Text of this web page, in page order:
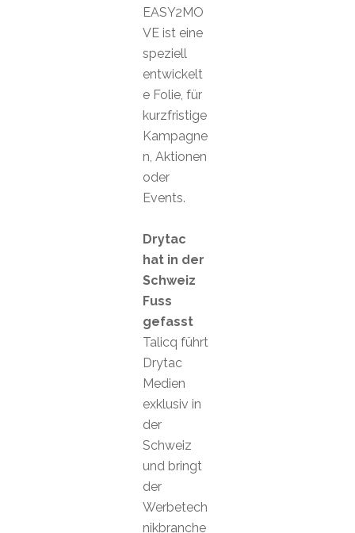
EASY2MO
VE ist eine
speziell
entwickelt
e Folie, für
kurzfristige
Kampagne
n, Aktionen
oder
Events.
Drytac
hat in der
Schweiz
Fuss
gefasst
Talicq führt
Drytac
Medien
exklusiv in
der
Schweiz
und bringt
der
Werbetech
nikbranche